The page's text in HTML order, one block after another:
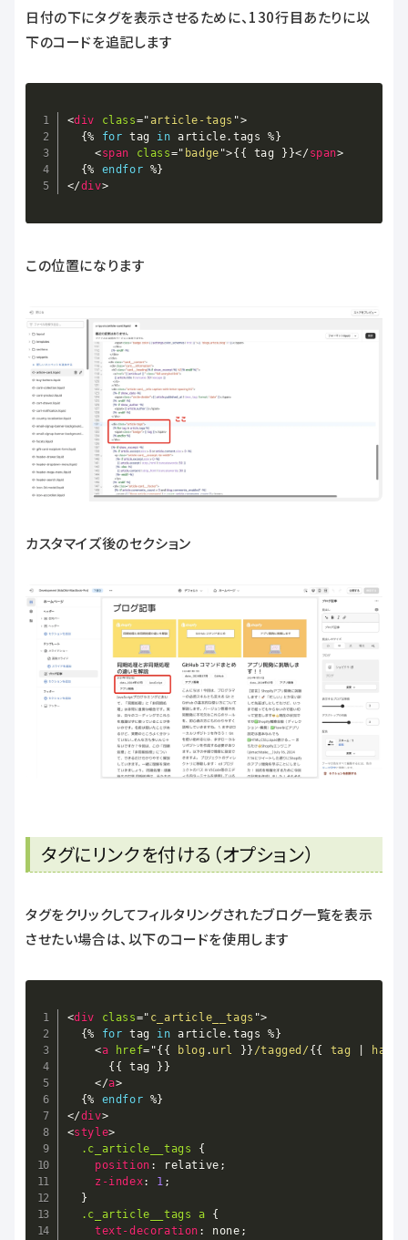
日付の下にタグを表示させるために、130行目あたりに以
下のコードを追記します
<div class="article-tags ">
{%
for tag in article.tags %}
<span class=" badge ">{{ tag }}</span>
{%
endfor %}
</div>
この位置になります
カスタマイズ後のセクション
タグにリンクを付ける（オプション）
タグをクリックしてフィルタリングされたブログ一覧を表示
させたい場合は、以下のコードを使用します
<div class=" c_article__tags ">
{%
for tag in article.tags %}
<a href= "{{ blog . url }} /tagged/ {{ tag
{{
tag
}}
</a>
{%
endfor %}
</div>
<style>
.c_article__tags
{
position : relative ;
z-index: 1 ;
}
.c_article__tags
a
{
text-decoration : none ;